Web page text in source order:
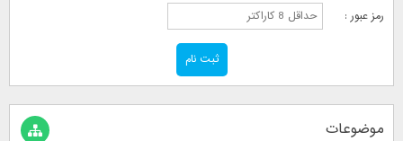
رمز عبور :
موضوعات